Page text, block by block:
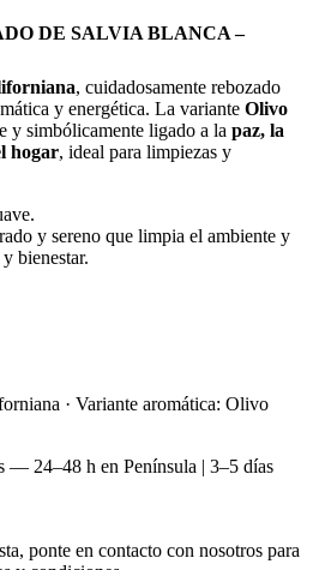
DE SALVIA BLANCA –
, cuidadosamente rebozado
y energética. La variante Olivo
y simbólicamente ligado a la paz, la
hogar, ideal para limpiezas y
y sereno que limpia el ambiente y
bienestar.
· Variante aromática: Olivo
— 24–48 h en Península | 3–5 días
ponte en contacto con nosotros para